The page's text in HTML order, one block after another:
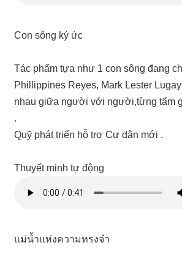
Con sông ký ức
Tác phẩm tựa như 1 con sông đang
Phillippines Reyes, Mark Lester
nhau giữa người với người,từng tấm
.
Quỹ phát triển hỗ trợ Cư dân mới .
Thuyết minh tự động
แม่น้ำแห่งความทรงจำ